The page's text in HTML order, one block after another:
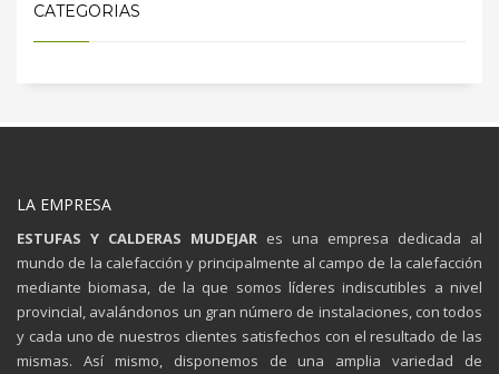
CATEGORIAS
LA EMPRESA
ESTUFAS Y CALDERAS MUDEJAR es una empresa dedicada al
mundo de la calefacción y principalmente al campo de la calefacción
mediante biomasa, de la que somos líderes indiscutibles a nivel
provincial, avalándonos un gran número de instalaciones, con todos
y cada uno de nuestros clientes satisfechos con el resultado de las
mismas. Así mismo, disponemos de una amplia variedad de